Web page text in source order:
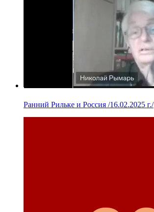
Ранний Рильке и Россия /16.02.2025 г./